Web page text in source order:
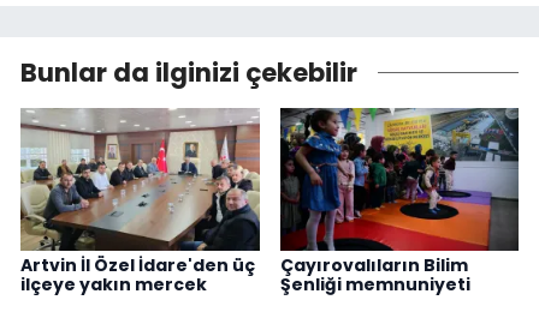
Bunlar da ilginizi çekebilir
Artvin İl Özel İdare'den üç
ilçeye yakın mercek
Çayırovalıların Bilim
Şenliği memnuniyeti